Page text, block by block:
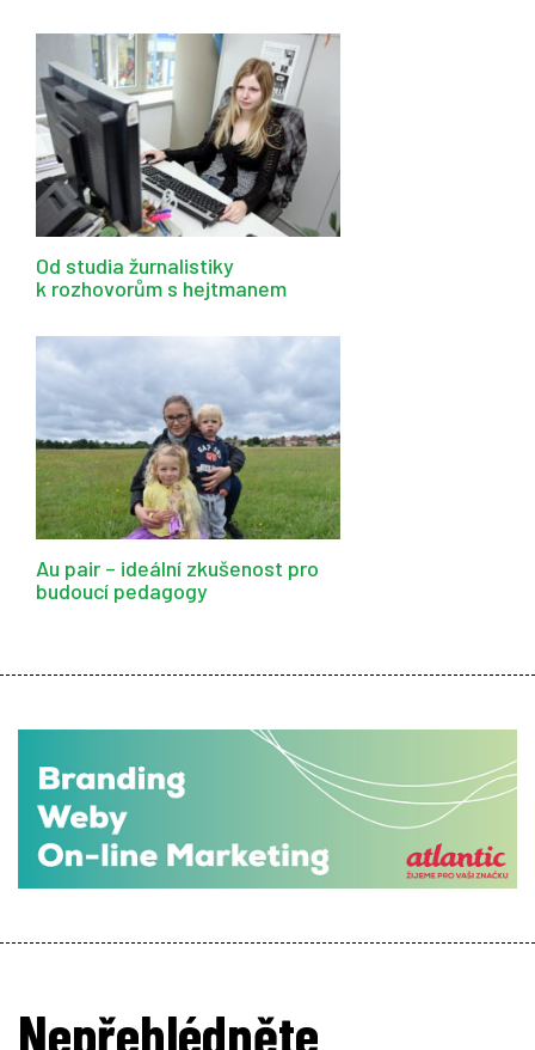
Od studia žurnalistiky
k rozhovorům s hejtmanem
Au pair – ideální zkušenost pro
budoucí pedagogy
Nepřehlédněte